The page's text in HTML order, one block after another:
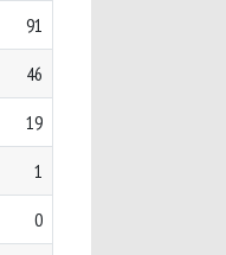
91
46
19
1
0